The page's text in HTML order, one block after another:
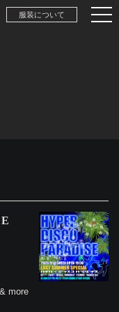
服装について
more